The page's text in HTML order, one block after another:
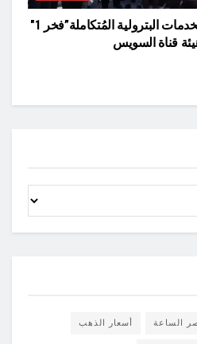
وصول سفينة الإمدادات والخدمات البترولية المُتكاملة”فخر 1″
قناة السويس
الساعة أسعار الذهب